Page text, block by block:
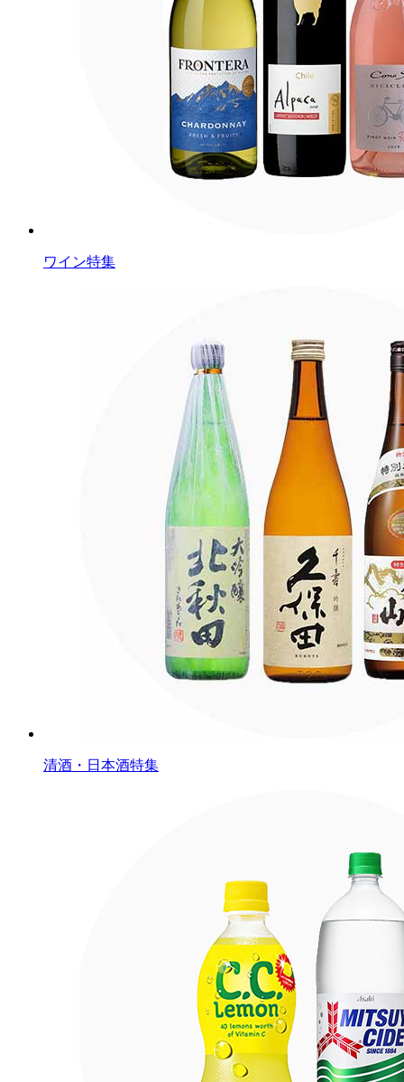
ワイン特集
清酒・日本酒特集